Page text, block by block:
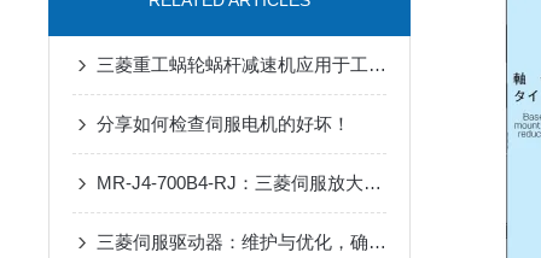
三菱重工蜗轮蜗杆减速机应用于工业领域
分享如何检查伺服电机的好坏！
MR-J4-700B4-RJ：三菱伺服放大器的高效能解决方案
三菱伺服驱动器：维护与优化，确保长期稳定运行